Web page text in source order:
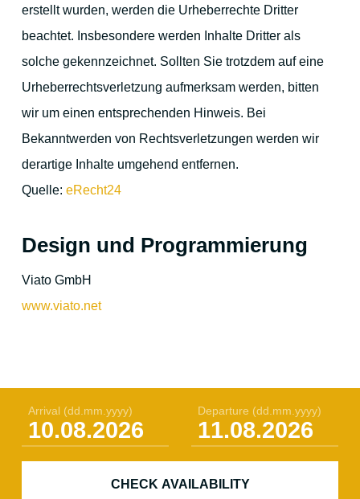
erstellt wurden, werden die Urheberrechte Dritter
beachtet. Insbesondere werden Inhalte Dritter als
solche gekennzeichnet. Sollten Sie trotzdem auf eine
Urheberrechtsverletzung aufmerksam werden, bitten
wir um einen entsprechenden Hinweis. Bei
Bekanntwerden von Rechtsverletzungen werden wir
derartige Inhalte umgehend entfernen.
Quelle: eRecht24
Design und Programmierung
Viato GmbH
www.viato.net
Arrival (dd.mm.yyyy) Departure (dd.mm.yyyy)
CHECK AVAILABILITY